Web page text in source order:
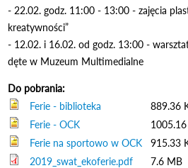
- 22.02. godz. 11:00 - 13:00 - zajęcia
kreatywności”
- 12.02. i 16.02. od godz. 13:00 -
dęte w Muzeum Multimedialne
Do pobrania:
Ferie - biblioteka
889.36
Ferie - OCK
Ferie na sportowo w OCK
915.33
2019_swat_ekoferie.pdf
7.6 MB